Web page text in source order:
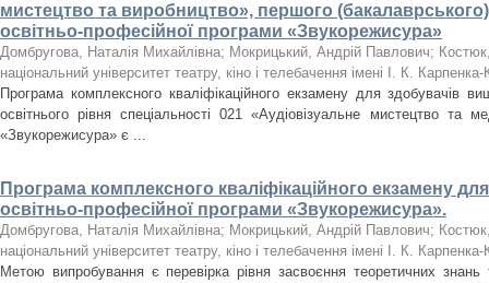
мистецтво та виробництво», першого (бакалаврського)
освітньо-професійної програми «Звукорежисура»
Домбругова, Наталія Михайлівна; Мокрицький, Андрій Павлович;
національний університет театру, кіно і телебачення імені І. К. Карпенка-
Програма комплексного кваліфікаційного екзамену для здобувачів
освітнього рівня спеціальності 021 «Аудіовізуальне мистецтво та
«Звукорежисура» є ...
Програма комплексного кваліфікаційного екзамену
освітньо-професійної програми «Звукорежисура».
Домбругова, Наталія Михайлівна; Мокрицький, Андрій Павлович;
національний університет театру, кіно і телебачення імені І. К. Карпенка-
Метою випробування є перевірка рівня засвоєння теоретичних знань